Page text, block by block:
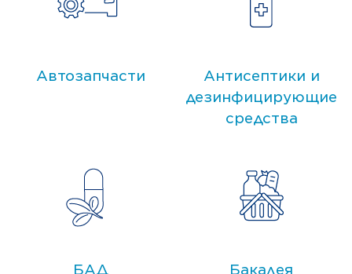
Автозапчаcти
Антисептики и
дезинфицирующие
средства
БАД Бакалея